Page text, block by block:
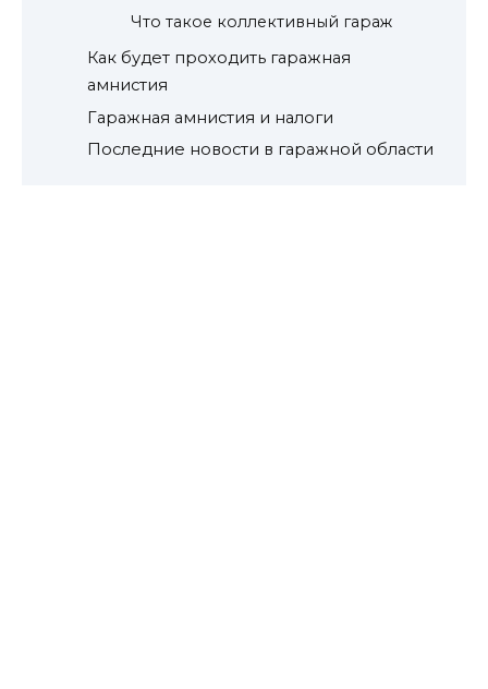
Что такое коллективный гараж
Как будет проходить гаражная
амнистия
Гаражная амнистия и налоги
Последние новости в гаражной области